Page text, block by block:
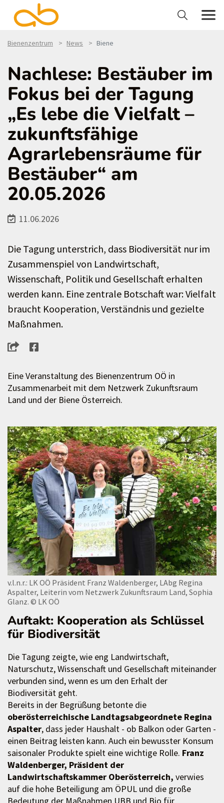
Bienenzentrum News Biene
Nachlese: Bestäuber im
Fokus bei der Tagung
„Es lebe die Vielfalt –
zukunftsfähige
Agrarlebensräume für
Bestäuber“ am
20.05.2026
11.06.2026
Die Tagung unterstrich, dass Biodiversität nur im
Zusammenspiel von Landwirtschaft,
Wissenschaft, Politik und Gesellschaft erhalten
werden kann. Eine zentrale Botschaft war: Vielfalt
braucht Kooperation, Verständnis und gezielte
Maßnahmen.
Eine Veranstaltung des Bienenzentrum OÖ in
Zusammenarbeit mit dem Netzwerk Zukunftsraum
Land und der Biene Österreich.
v.l.n.r.: LK OÖ Präsident Franz Waldenberger, LAbg Regina
Aspalter, Leiterin vom Netzwerk Zukunftsraum Land, Sophia
Glanz. © LK OÖ
Auftakt: Kooperation als Schlüssel
für Biodiversität
Die Tagung zeigte, wie eng Landwirtschaft,
Naturschutz, Wissenschaft und Gesellschaft miteinander
verbunden sind, wenn es um den Erhalt der
Biodiversität geht.
Bereits in der Begrüßung betonte die
oberösterreichische Landtagsabgeordnete Regina
Aspalter, dass jeder Haushalt - ob Balkon oder Garten -
einen Beitrag leisten kann. Auch ein bewusster Konsum
saisonaler Produkte spielt eine wichtige Rolle. Franz
Waldenberger, Präsident der
Landwirtschaftskammer Oberösterreich, verwies
auf die hohe Beteiligung am ÖPUL und die große